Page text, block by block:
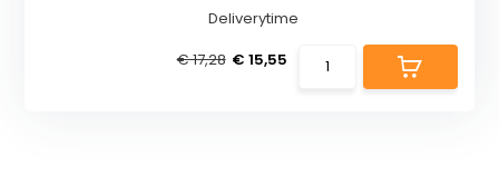
Deliverytime
€ 17,28 € 15,55